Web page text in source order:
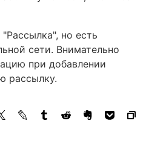
но есть
сети. Внимательно
при добавлении
рассылку.